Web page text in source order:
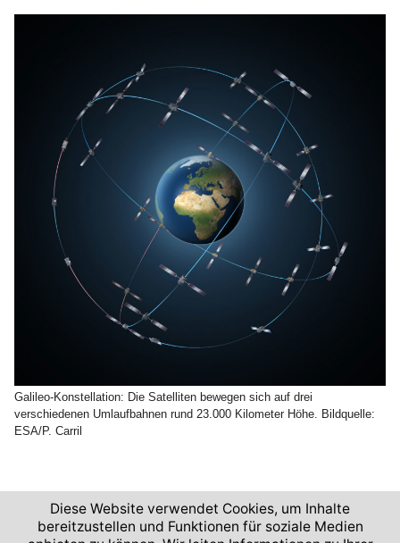
Galileo-Konstellation: Die Satelliten bewegen sich auf drei
verschiedenen Umlaufbahnen rund 23.000 Kilometer Höhe. Bildquelle:
ESA/P. Carril
Diese Website verwendet Cookies, um Inhalte
bereitzustellen und Funktionen für soziale Medien